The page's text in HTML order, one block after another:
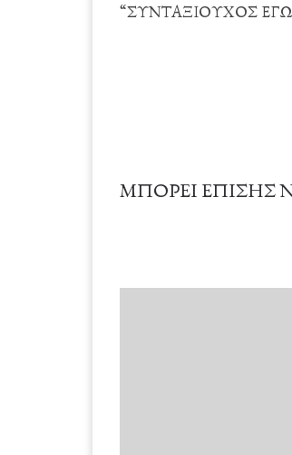
“ΣΥΝΤΑΞΙΟΥΧΟΣ
ΜΠΟΡΕΊ ΕΠΊΣΗΣ